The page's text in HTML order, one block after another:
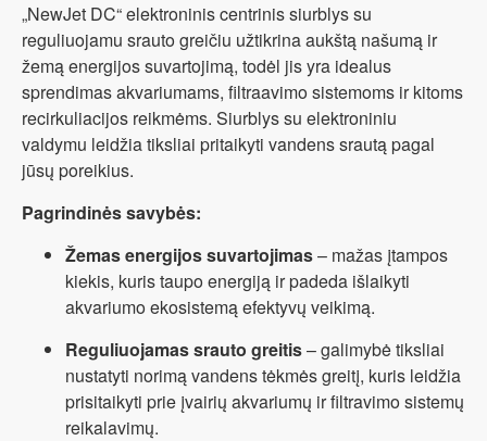
„NewJet DC“ elektroninis centrinis siurblys su
reguliuojamu srauto greičiu užtikrina aukštą našumą ir
žemą energijos suvartojimą, todėl jis yra idealus
sprendimas akvariumams, filtraavimo sistemoms ir kitoms
recirkuliacijos reikmėms. Siurblys su elektroniniu
valdymu leidžia tiksliai pritaikyti vandens srautą pagal
jūsų poreikius.
Pagrindinės savybės:
Žemas energijos suvartojimas– mažas įtampos
kiekis, kuris taupo energiją ir padeda išlaikyti
akvariumo ekosistemą efektyvų veikimą.
Reguliuojamas srauto greitis– galimybė tiksliai
nustatyti norimą vandens tėkmės greitį, kuris leidžia
prisitaikyti prie įvairių akvariumų ir filtravimo sistemų
reikalavimų.